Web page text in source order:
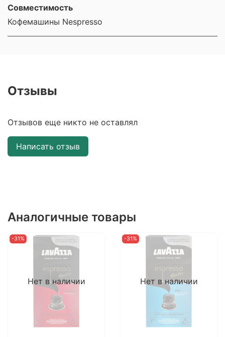
Совместимость
Кофемашины Nespresso
Отзывы
Отзывов еще никто не оставлял
Написать отзыв
Аналогичные товары
Нет в наличии
-31%
Нет в наличии
-31%